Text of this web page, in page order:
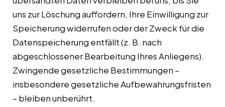
uns zur Löschung auffordern, Ihre Einwilligung zur
Speicherung widerrufen oder der Zweck für die
Datenspeicherung entfällt (z. B. nach
abgeschlossener Bearbeitung Ihres Anliegens).
Zwingende gesetzliche Bestimmungen –
insbesondere gesetzliche Aufbewahrungsfristen
– bleiben unberührt.